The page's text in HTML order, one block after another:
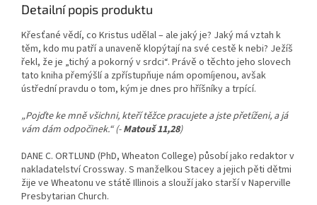
Detailní popis produktu
Křesťané vědí, co Kristus udělal – ale jaký je? Jaký má vztah k
těm, kdo mu patří a unaveně klopýtají na své cestě k nebi? Ježíš
řekl, že je „tichý a pokorný v srdci“. Právě o těchto jeho slovech
tato kniha přemýšlí a zpřístupňuje nám opomíjenou, avšak
ústřední pravdu o tom, kým je dnes pro hříšníky a trpící.
„Pojďte ke mně všichni, kteří těžce pracujete a jste přetíženi, a já
vám dám odpočinek.“ (-Matouš 11,28)
DANE C. ORTLUND (PhD, Wheaton College) působí jako redaktor v
nakladatelství Crossway. S manželkou Stacey a jejich pěti dětmi
žije ve Wheatonu ve státě Illinois a slouží jako starší v Naperville
Presbytarian Church.